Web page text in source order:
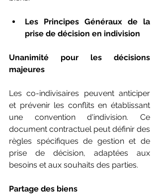
Les Principes Généraux de la
prise de décision en indivision
Unanimité pour les décisions
majeures
Les co-indivisaires peuvent anticiper
et prévenir les conflits en établissant
une convention d'indivision. Ce
document contractuel peut définir des
règles spécifiques de gestion et de
prise de décision, adaptées aux
besoins et aux souhaits des parties.
Partage des biens